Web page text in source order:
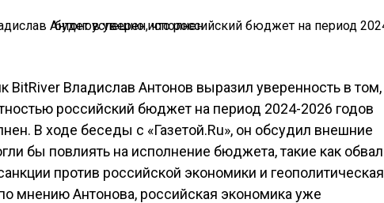
BitRiver Владислав Антонов выразил уверенность в том,
российский бюджет на период 2024-2026 годов
В ходе беседы с «Газетой.Ru», он обсудил внешние
бы повлиять на исполнение бюджета, такие как обвал
против российской экономики и геополитическая
мнению Антонова, российская экономика уже